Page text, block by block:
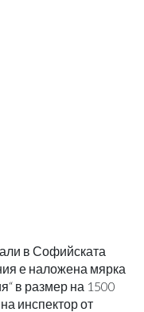
в Софийската
е наложена мярка
в размер на 1500
инспектор от